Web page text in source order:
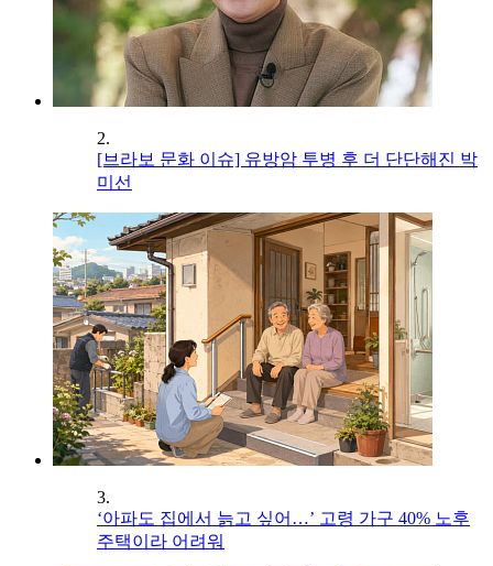
2.
[브라보 문화 이슈] 유방암 투병 후 더 단단해진 박
미선
3.
‘아파도 집에서 늙고 싶어…’ 고령 가구 40% 노후
주택이라 어려워